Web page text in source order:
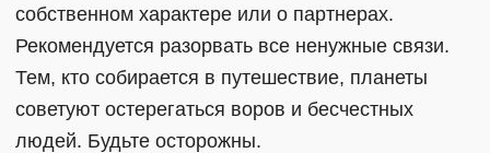
собственном характере или о партнерах.
Рекомендуется разорвать все ненужные связи.
Тем, кто собирается в путешествие, планеты
советуют остерегаться воров и бесчестных
людей. Будьте осторожны.